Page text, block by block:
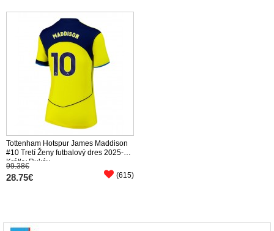
Tottenham Hotspur James Maddison
#10 Tretí Ženy futbalový dres 2025-26
Krátky Rukáv
99.38€
28.75€ (615)